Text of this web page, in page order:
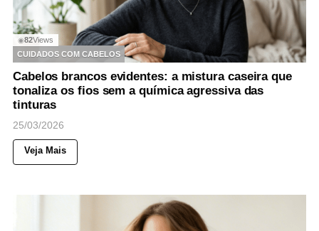
◉82Views
CUIDADOS COM CABELOS
Cabelos brancos evidentes: a mistura caseira que
tonaliza os fios sem a química agressiva das
tinturas
25/03/2026
Veja Mais